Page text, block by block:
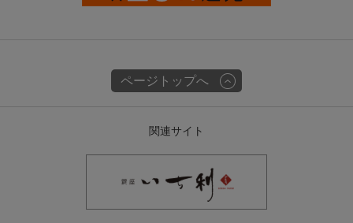
ページトップへ
関連サイト